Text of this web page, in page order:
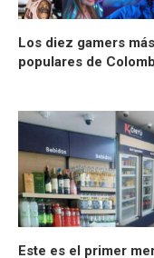
Los diez gamers más
populares de
Este es el primer